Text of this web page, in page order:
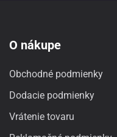
O nákupe
Obchodné podmienky
Dodacie podmienky
Vrátenie tovaru